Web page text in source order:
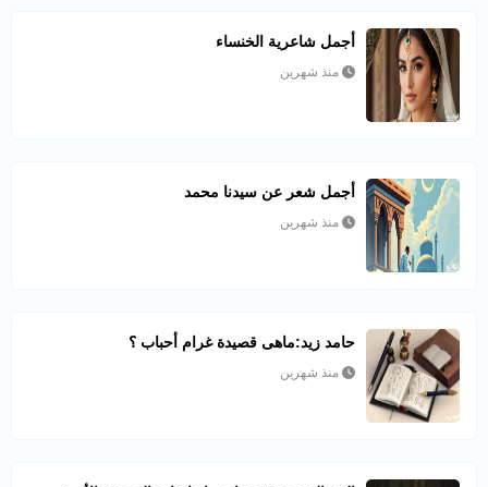
أجمل شاعرية الخنساء
منذ شهرين
أجمل شعر عن سيدنا محمد
منذ شهرين
حامد زيد:ماهى قصيدة غرام أحباب ؟
منذ شهرين